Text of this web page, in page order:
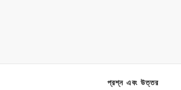
প্রশ্ন এবং উত্তর